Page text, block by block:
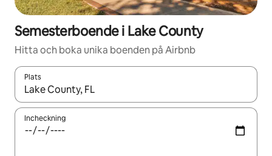
Semesterboende i Lake County
Hitta och boka unika boenden på Airbnb
Plats
När resultaten är tillgängliga kan du navigera med upp- och
Incheckning